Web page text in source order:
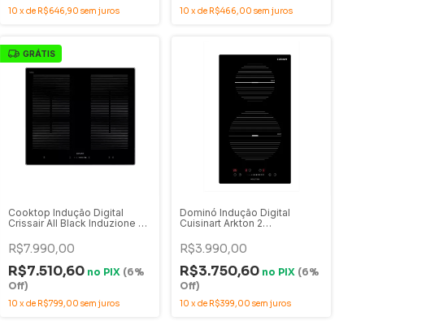
10 xde R$646,90 sem juros 10 xde R$466,00 sem juros
GRÁTIS
Cooktop Indução Digital
Crissair All Black Induzione 60
220V - CCI 60
R$7.990,00
R$7.510,60 no PIX (6%
Off)
10 xde R$799,00 sem juros
Dominó Indução Digital
Cuisinart Arkton 2
30cm 220V - 4093860003
R$3.990,00
R$3.750,60 no PIX (6%
Off)
10 xde R$399,00 sem juros